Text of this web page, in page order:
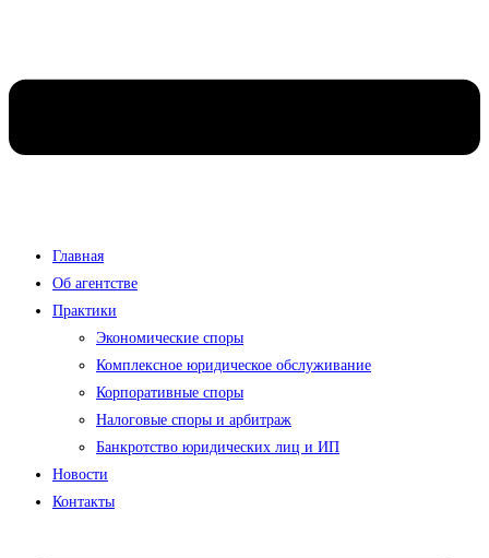
Главная
Об агентстве
Практики
Экономические споры
Комплексное юридическое обслуживание
Корпоративные споры
Налоговые споры и арбитраж
Банкротство юридических лиц и ИП
Новости
Контакты